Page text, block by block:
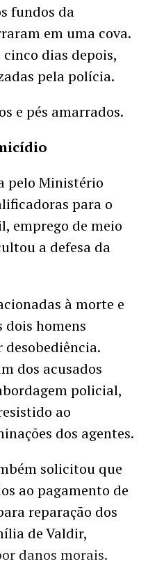
fundos da
em uma cova.
dias depois,
pela polícia.
e pés amarrados.
pelo Ministério
para o
emprego de meio
a defesa da
à morte e
dois homens
dos acusados
policial,
ao
dos agentes.
solicitou que
ao pagamento de
reparação dos
de Valdir,
danos morais.